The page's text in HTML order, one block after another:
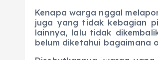
Kenapa warga nggal
juga yang tidak kebagian
lainnya, lalu tidak
belum diketahui bagaimana